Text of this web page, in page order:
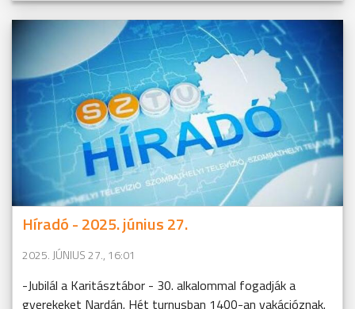
Híradó - 2025. június 27.
2025. JÚNIUS 27., 16:01
-Jubilál a Karitásztábor - 30. alkalommal fogadják a
gyerekeket Nardán. Hét turnusban 1400-an vakációznak.